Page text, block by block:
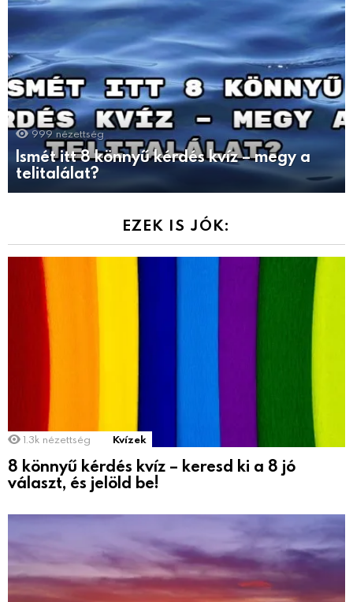
999 nézettség
Ismét itt 8 könnyű kérdés kvíz – megy a
telitalálat?
EZEK IS JÓK:
1.3k nézettség Kvízek
8 könnyű kérdés kvíz – keresd ki a 8 jó
választ, és jelöld be!